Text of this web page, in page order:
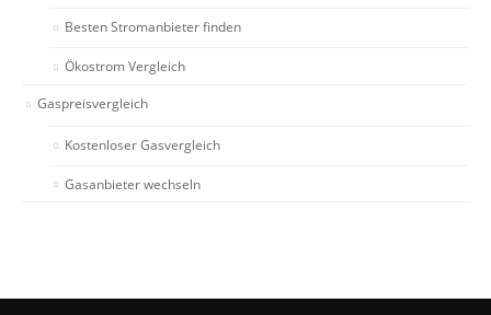
Besten Stromanbieter finden
Ökostrom Vergleich
Gaspreisvergleich
Kostenloser Gasvergleich
Gasanbieter wechseln